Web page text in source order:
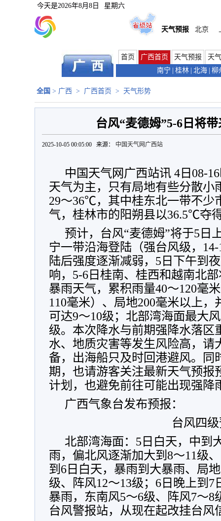
今天是2026年8月8日 星期六
天气预报 北京
首页 广西首页 天气预报
天
南宁
桂林 北海 柳
全国 > 广西 > 广西首页 > 天气形势
台风“麦德姆”5-6日将
2025-10-05 00:05:00 来源： 中国天气网广西站
中国天气网广西站讯 4日08-
天气为主，只有局地有些分散小
29～36℃，其中桂东北一带不
气，桂林市的阳朔县以36.5℃夺
预计，台风“麦德姆”将于5日
宁一带沿海登陆（强台风级，
陆后强度逐渐减弱，5日下午到
响，5-6日桂南、桂西和越南北
暴雨天气，累积雨量40～120毫
110毫米）、局地200毫米以上
可达9～10级；北部湾海面最大
级。本次降水与前期强降水落区
水、地质灾害等发生风险高，请
备，出海船只及时回港避风。同
期，也请游客关注最新天气预报
计划，也避免前往可能出现强降
广西气象台发布预报：
台风四
北部湾海面：5日白天，中到
雨，偏北风逐渐加大到8～11级
到6日白天，暴雨到大暴雨、局
级、阵风12～13级；6日晚上到
暴雨，东南风5～6级、阵风7～
台风警报站，从现在起改挂台风